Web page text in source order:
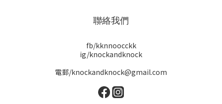
聯絡我們
fb/kknnoocckk
ig/knockandknock
電郵/knockandknock@gmail.com